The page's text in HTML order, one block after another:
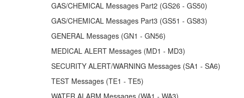
GAS/CHEMICAL Messages Part2 (GS26 - GS50)
GAS/CHEMICAL Messages Part3 (GS51 - GS83)
GENERAL Messages (GN1 - GN56)
MEDICAL ALERT Messages (MD1 - MD3)
SECURITY ALERT/WARNING Messages (SA1 - SA6)
TEST Messages (TE1 - TE5)
WATER ALARM Messages (WA1 - WA3)